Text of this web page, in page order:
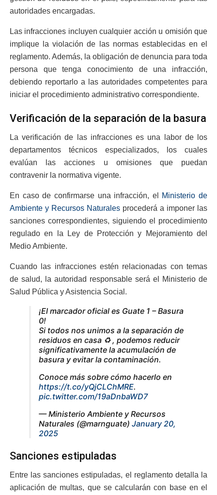
autoridades encargadas.
Las infracciones incluyen cualquier acción u omisión que
implique la violación de las normas establecidas en el
reglamento. Además, la obligación de denuncia para toda
persona que tenga conocimiento de una infracción,
debiendo reportarlo a las autoridades competentes para
iniciar el procedimiento administrativo correspondiente.
Verificación de la separación de la basura
La verificación de las infracciones es una labor de los
departamentos técnicos especializados, los cuales
evalúan las acciones u omisiones que puedan
contravenir la normativa vigente.
En caso de confirmarse una infracción, el Ministerio de
Ambiente y Recursos Naturales procederá a imponer las
sanciones correspondientes, siguiendo el procedimiento
regulado en la Ley de Protección y Mejoramiento del
Medio Ambiente.
Cuando las infracciones estén relacionadas con temas
de salud, la autoridad responsable será el Ministerio de
Salud Pública y Asistencia Social.
¡El marcador oficial es Guate 1 – Basura
0!
Si todos nos unimos a la separación de
residuos en casa ♻️ , podemos reducir
significativamente la acumulación de
basura y evitar la contaminación.
Conoce más sobre cómo hacerlo en
https://t.co/yQjCLChMRE.
pic.twitter.com/19aDnbaWD7
— Ministerio Ambiente y Recursos
Naturales (@marnguate) January 20,
2025
Sanciones estipuladas
Entre las sanciones estipuladas, el reglamento detalla la
aplicación de multas, que se calcularán con base en el